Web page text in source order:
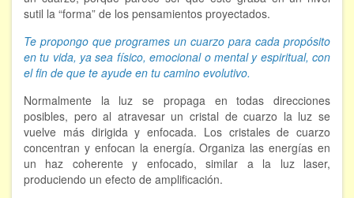
sutil la “forma” de los pensamientos proyectados.
Te propongo que programes un cuarzo para cada propósito
en tu vida, ya sea físico, emocional o mental y espiritual, con
el fin de que te ayude en tu camino evolutivo.
Normalmente la luz se propaga en todas direcciones
posibles, pero al atravesar un cristal de cuarzo la luz se
vuelve más dirigida y enfocada. Los cristales de cuarzo
concentran y enfocan la energía. Organiza las energías en
un haz coherente y enfocado, similar a la luz laser,
produciendo un efecto de amplificación.